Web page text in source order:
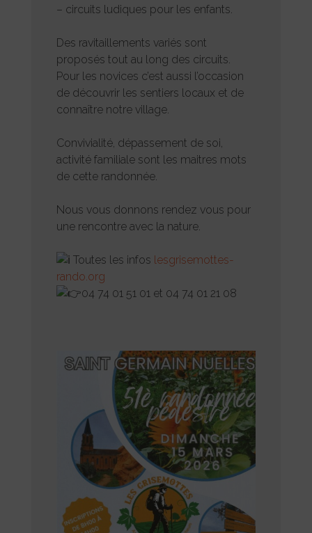
– circuits ludiques pour les enfants.
Des ravitaillements variés sont
proposés tout au long des circuits.
Pour les novices c’est aussi l’occasion
de découvrir les sentiers locaux et de
connaître notre village.
Convivialité, dépassement de soi,
activité familiale sont les maitres mots
de cette randonnée.
Nous vous donnons rendez vous pour
une rencontre avec la nature.
Toutes les infos lesgrisemottes-
rando.org
04 74 01 51 01 et 04 74 01 21 08